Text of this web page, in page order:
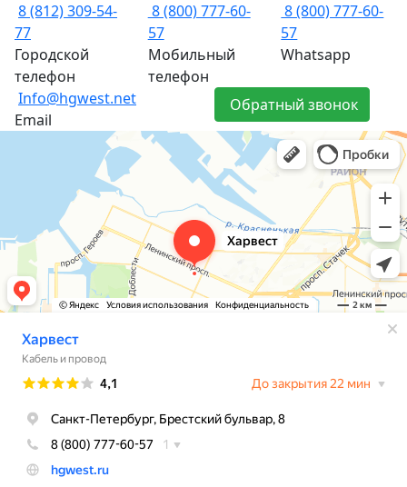
8 (812) 309-54-
77
Городской
телефон
8 (800) 777-60-
57
Мобильный
телефон
8 (800) 777-60-
57
Whatsapp
Info@hgwest.net
Email
Обратный звонок